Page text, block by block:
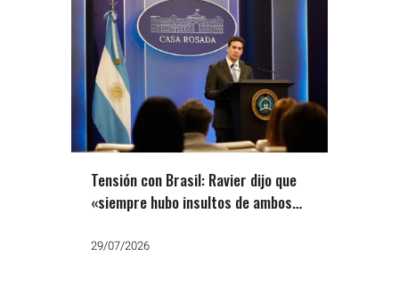
Tensión con Brasil: Ravier dijo que
«siempre hubo insultos de ambos
29/07/2026